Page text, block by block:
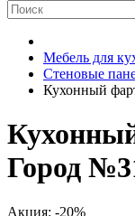
Мебель для
Стеновые
Кухонный
Город
Акция: -20%